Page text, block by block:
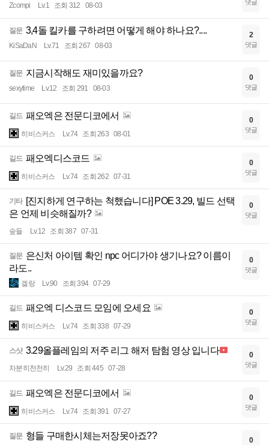
Zcompi Lv.1 조회 312 08-03 댓글
질문 3,4돌 킬카를 구하려면 어떻게 해야 하나요?....
KiSaDaN Lv.71 조회 267 08-03
2
댓글
질문 지금시작해도 재미있을까요?
sexytime Lv.12 조회 291 08-03
0
댓글
길드 패오엑은 전문디코에서
히비스커스 Lv.74 조회 263 08-01
0
댓글
길드 패오엑디스코드
히비스커스 Lv.74 조회 262 07-31
0
댓글
기타 [진지하게 연구하는 척했습니다] POE 3.29, 빌드 선택
은 언제 비슷해질까?
숲들 Lv.12 조회 387 07-31
0
댓글
질문 은신처 아이템 확인 npc 어디가야 생기나요? 이름이
라도..
겔랑 Lv.90 조회 394 07-29
0
댓글
길드 패오엑 디스코드 모임에 오세요
히비스커스 Lv.74 조회 338 07-29
0
댓글
스샷 3.29올플레임의 저주 리그 해저 탐험 영상 입니다
차분히천천히 Lv.29 조회 445 07-28
0
댓글
길드 패오엑은 전문디코에서
히비스커스 Lv.74 조회 391 07-27
0
댓글
질문 형들 구매한시체는저장못아죠?? 0